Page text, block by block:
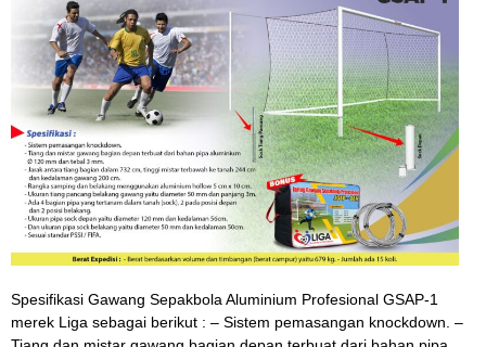
Spesifikasi Gawang Sepakbola Aluminium Profesional GSAP-1
merek Liga sebagai berikut : – Sistem pemasangan knockdown. –